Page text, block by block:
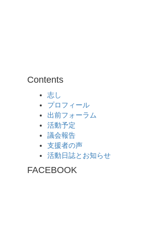
Contents
志し
プロフィール
出前フォーラム
活動予定
議会報告
支援者の声
活動日誌とお知らせ
FACEBOOK